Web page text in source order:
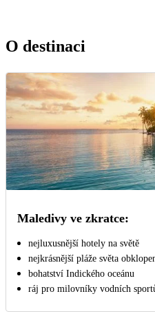
O destinaci
Maledivy ve zkratce:
nejluxusnější hotely na světě
nejkrásnější pláže světa
bohatství Indického oceánu
ráj pro milovníky vodních